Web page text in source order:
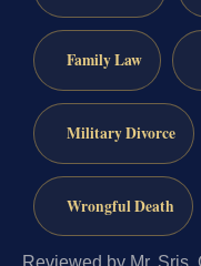
Family Law
Military Divorce
Wrongful Death
Reviewed by Mr. Sris,